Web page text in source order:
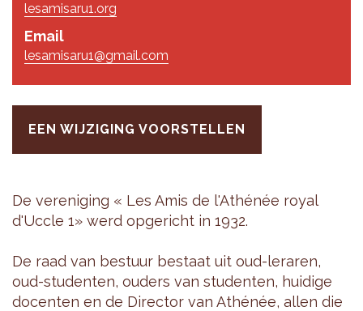
lesamisaru1.org
Email
lesamisaru1@gmail.com
EEN WIJZIGING VOORSTELLEN
De ver­e­ni­ging « Les Amis de l'Athénée royal
d'Uccle 1» werd op­ge­richt in 1932.
De raad van be­stuur be­staat uit oud-le­ra­ren,
oud-stu­den­ten, ou­ders van stu­den­ten, hui­di­ge
do­cen­ten en de Di­rec­tor van Athénée, allen die